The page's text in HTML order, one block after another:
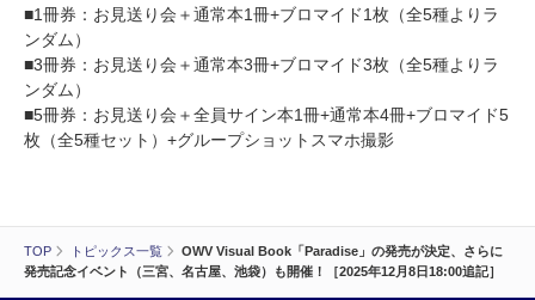
TOP トピックス一覧
OWV Visual Book「Paradise」の発売が決定、さらに
発売記念イベント（三宮、名古屋、池袋）も開催！［2025年12月8日18:00追記］
■1冊券：お見送り会＋通常本1冊+ブロマイド1枚（全5種よりラ
ンダム）
■3冊券：お見送り会＋通常本3冊+ブロマイド3枚（全5種よりラ
ンダム）
■5冊券：お見送り会＋全員サイン本1冊+通常本4冊+ブロマイド5
枚（全5種セット）+グループショットスマホ撮影